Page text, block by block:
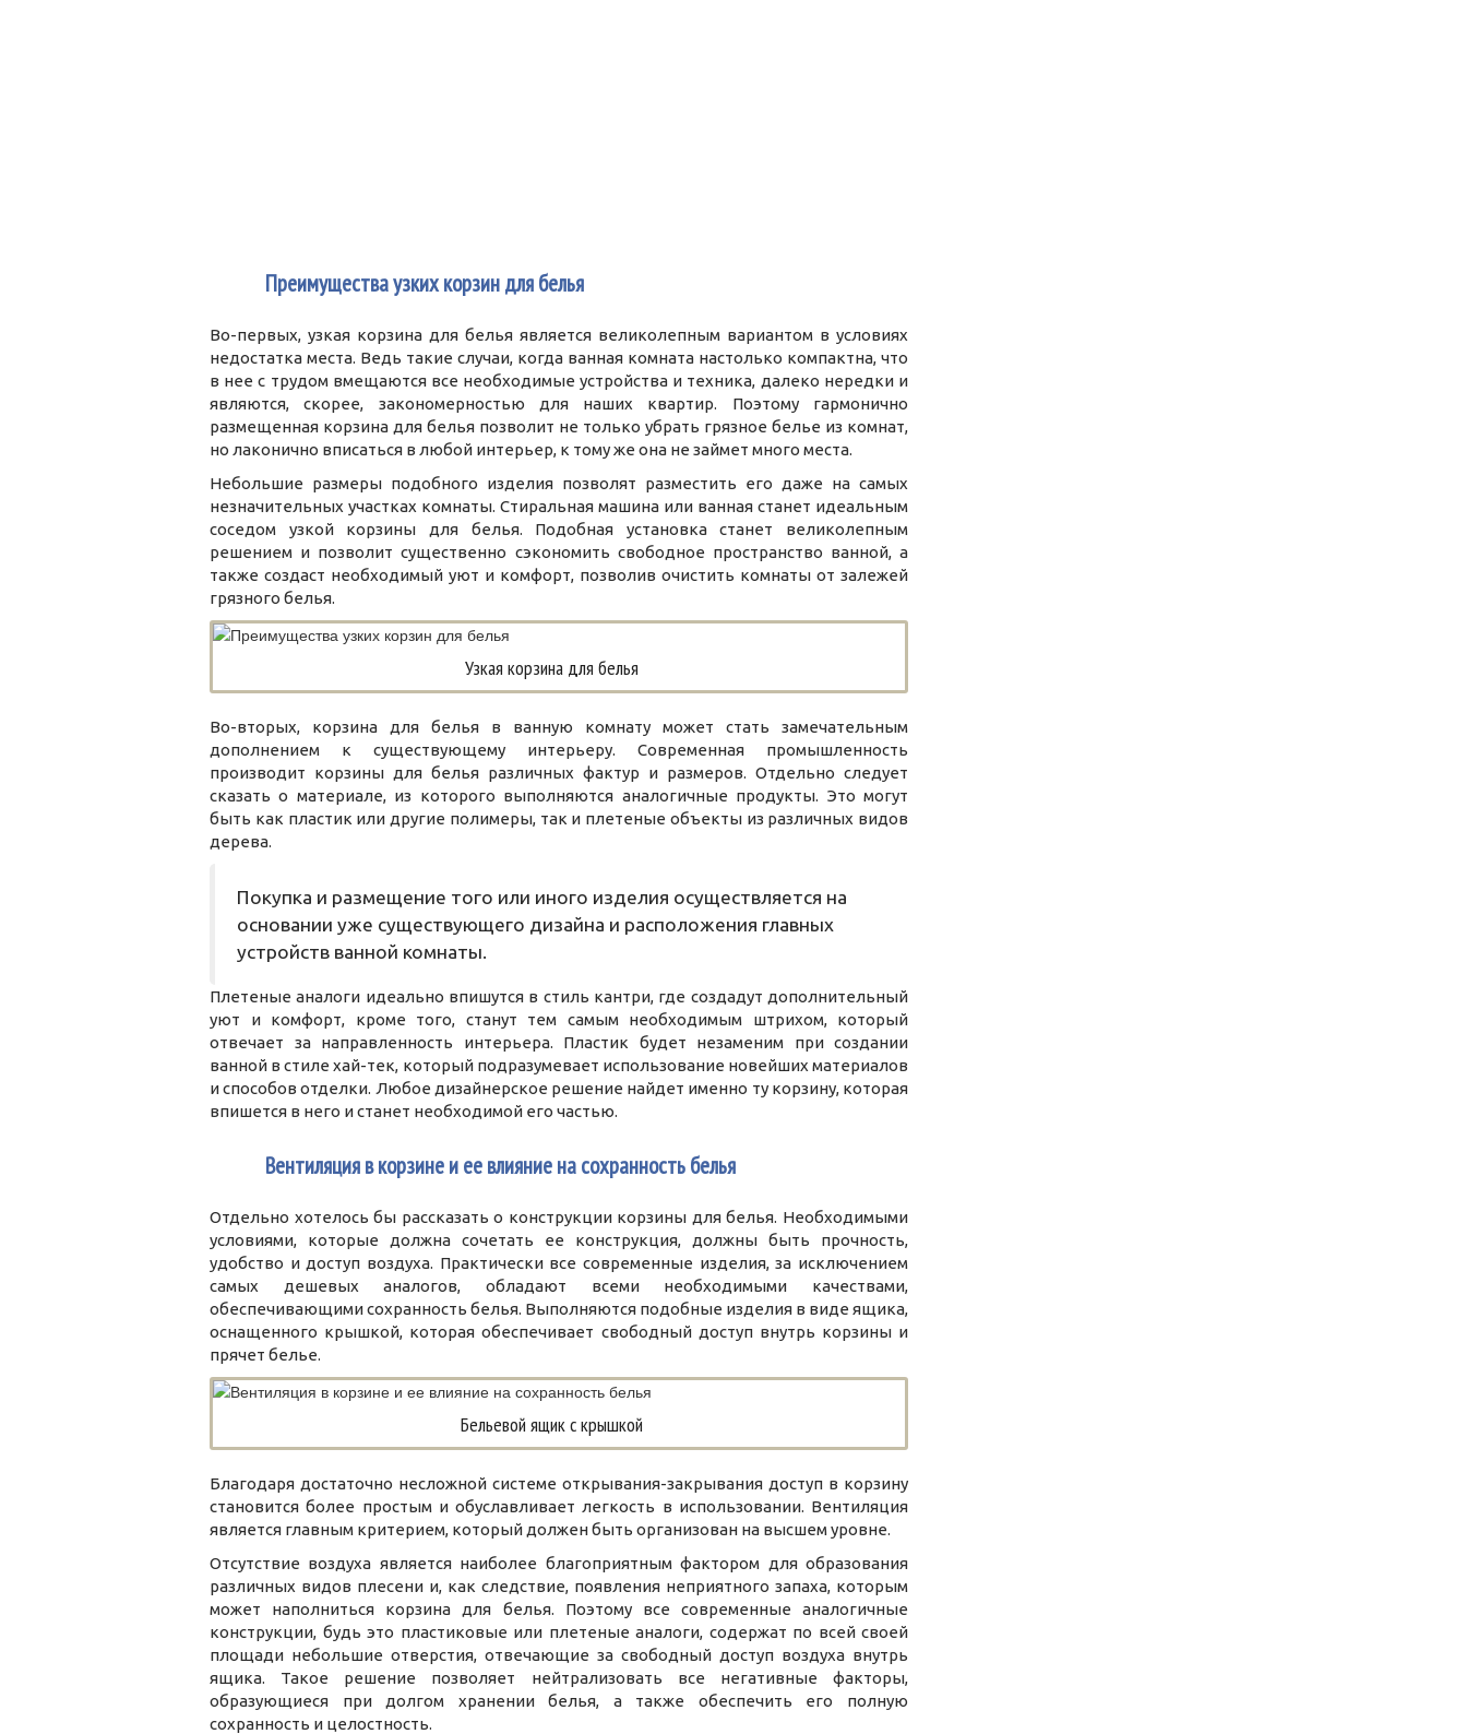
Преимущества узких корзин для белья
Во-первых, узкая корзина для белья является великолепным вариантом в условиях
недостатка места. Ведь такие случаи, когда ванная комната настолько компактна, что
в нее с трудом вмещаются все необходимые устройства и техника, далеко нередки и
являются, скорее, закономерностью для наших квартир. Поэтому гармонично
размещенная корзина для белья позволит не только убрать грязное белье из комнат,
но лаконично вписаться в любой интерьер, к тому же она не займет много места.
Небольшие размеры подобного изделия позволят разместить его даже на самых
незначительных участках комнаты. Стиральная машина или ванная станет идеальным
соседом узкой корзины для белья. Подобная установка станет великолепным
решением и позволит существенно сэкономить свободное пространство ванной, а
также создаст необходимый уют и комфорт, позволив очистить комнаты от залежей
грязного белья.
Узкая корзина для белья
Во-вторых, корзина для белья в ванную комнату может стать замечательным
дополнением к существующему интерьеру. Современная промышленность
производит корзины для белья различных фактур и размеров. Отдельно следует
сказать о материале, из которого выполняются аналогичные продукты. Это могут
быть как пластик или другие полимеры, так и плетеные объекты из различных видов
дерева.
Покупка и размещение того или иного изделия осуществляется на
основании уже существующего дизайна и расположения главных
устройств ванной комнаты.
Плетеные аналоги идеально впишутся в стиль кантри, где создадут дополнительный
уют и комфорт, кроме того, станут тем самым необходимым штрихом, который
отвечает за направленность интерьера. Пластик будет незаменим при создании
ванной в стиле хай-тек, который подразумевает использование новейших материалов
и способов отделки. Любое дизайнерское решение найдет именно ту корзину, которая
впишется в него и станет необходимой его частью.
Вентиляция в корзине и ее влияние на сохранность белья
Отдельно хотелось бы рассказать о конструкции корзины для белья. Необходимыми
условиями, которые должна сочетать ее конструкция, должны быть прочность,
удобство и доступ воздуха. Практически все современные изделия, за исключением
самых дешевых аналогов, обладают всеми необходимыми качествами,
обеспечивающими сохранность белья. Выполняются подобные изделия в виде ящика,
оснащенного крышкой, которая обеспечивает свободный доступ внутрь корзины и
прячет белье.
Бельевой ящик с крышкой
Благодаря достаточно несложной системе открывания-закрывания доступ в корзину
становится более простым и обуславливает легкость в использовании. Вентиляция
является главным критерием, который должен быть организован на высшем уровне.
Отсутствие воздуха является наиболее благоприятным фактором для образования
различных видов плесени и, как следствие, появления неприятного запаха, которым
может наполниться корзина для белья. Поэтому все современные аналогичные
конструкции, будь это пластиковые или плетеные аналоги, содержат по всей своей
площади небольшие отверстия, отвечающие за свободный доступ воздуха внутрь
ящика. Такое решение позволяет нейтрализовать все негативные факторы,
образующиеся при долгом хранении белья, а также обеспечить его полную
сохранность и целостность.